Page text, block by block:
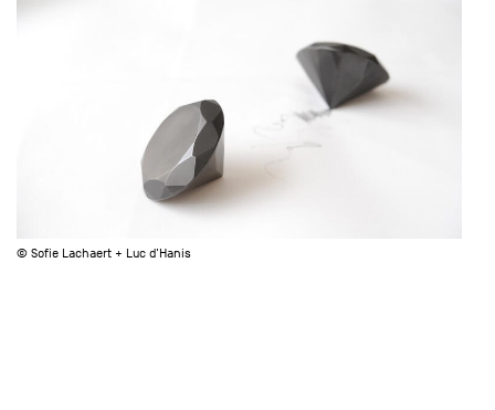
© Sofie Lachaert + Luc d'Hanis